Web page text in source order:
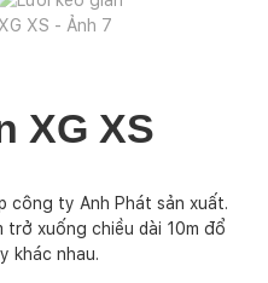
XG XS
công ty Anh Phát sản xuất.
trở xuống chiều dài 10m đổ
khác nhau.